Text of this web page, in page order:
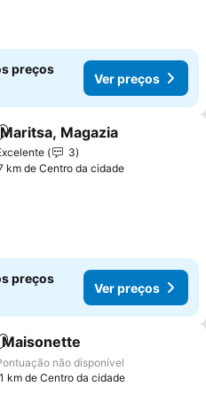
preços
Ver preços
aos favoritos
Magazia
3
km de Centro da cidade
preços
Ver preços
aos favoritos
Maisonette
não disponível
km de Centro da cidade